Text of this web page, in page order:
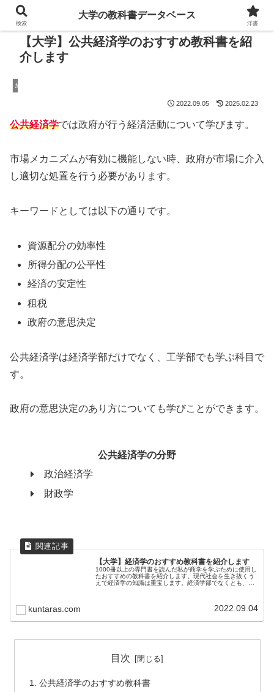
【大学】公共経済学のおすすめ教科書を紹
介します
経済学
2022.09.05 2025.02.23
公共経済学では政府が行う経済活動について学びます。
市場メカニズムが有効に機能しない時、政府が市場に介入
し適切な処置を行う必要があります。
キーワードとしては以下の通りです。
資源配分の効率性
所得分配の公平性
経済の安定性
租税
政府の意思決定
公共経済学は経済学部だけでなく、工学部でも学ぶ科目で
す。
政府の意思決定のあり方についても学びことができます。
公共経済学の分野
政治経済学
財政学
【大学】経済学のおすすめ教科書を紹介します
1000冊以上の専門書を読んだ私が商学を学ぶために使用し
たおすすめの教科書を紹介します。現代社会を生き抜くう
えで経済学の知識は重宝します。経済学部でなくとも、最
kuntaras.com 2022.09.04
目次
公共経済学のおすすめ教科書
検索
大学の教科書データベース
洋書